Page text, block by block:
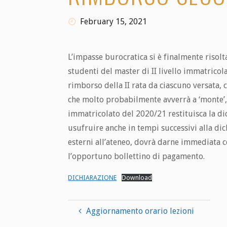
February 15, 2021
L’impasse burocratica si è finalmente
studenti del master di II livello
rimborso della II rata da ciascuno
che molto probabilmente avverrà a
immatricolato del 2020/21 restituisca la
usufruire anche in tempi successivi alla
esterni all’ateneo, dovrà darne immediata
l’opportuno bollettino di pagamento.
DICHIARAZIONE Download
Aggiornamento orario lezioni